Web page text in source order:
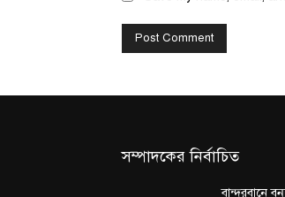
সম্পাদকের নির্বাচিত
বান্দরবানে